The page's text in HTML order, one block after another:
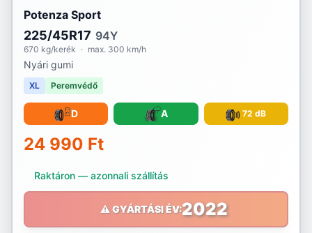
Potenza Sport
225/45R17 94Y
670 kg/kerék · max. 300 km/h
Nyári gumi
XL Peremvédő
D A 72 dB
24 990 Ft
Raktáron — azonnali szállítás
⚠️ GYÁRTÁSI ÉV:2022